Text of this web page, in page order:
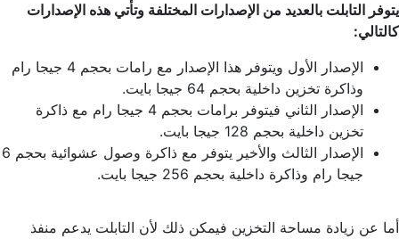
يتوفر التابلت بالعديد من الإصدارات المختلفة وتأتي هذه الإصدارات
كالتالي:
الإصدار الأول ويتوفر هذا الإصدار مع رامات بحجم 4 جيجا رام
وذاكرة تخزين داخلية بحجم 64 جيجا بايت.
الإصدار الثاني فيتوفر برامات بحجم 4 جيجا رام مع ذاكرة
تخزين داخلية بحجم 128 جيجا بايت.
الإصدار الثالث والأخير يتوفر مع ذاكرة وصول عشوائية بحجم 6
جيجا رام وذاكرة داخلية بحجم 256 جيجا بايت.
أما عن زيادة مساحة التخزين فيمكن ذلك لأن التابلت يدعم منفذ